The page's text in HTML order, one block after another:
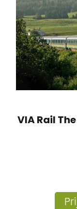
VIA Rail